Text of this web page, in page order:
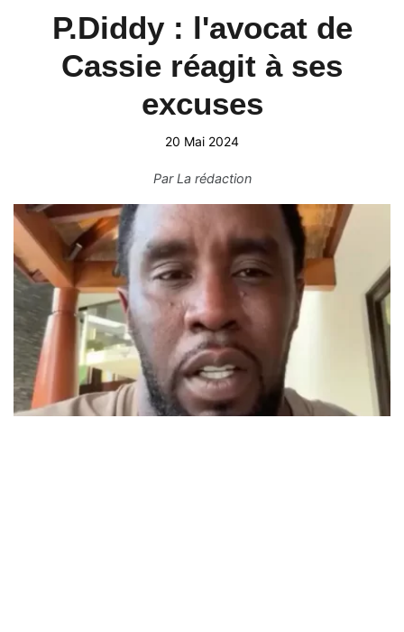
P.Diddy : l'avocat de
Cassie réagit à ses
excuses
20 Mai 2024
ParLa rédaction